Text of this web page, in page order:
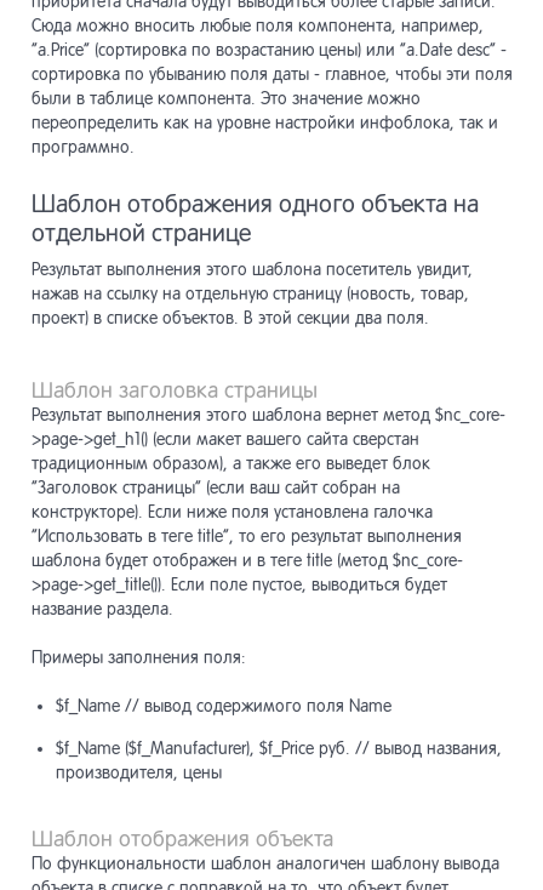
Сюда можно вносить любые поля компонента, например,
“a.Price” (сортировка по возрастанию цены) или “a.Date desc” -
сортировка по убыванию поля даты - главное, чтобы эти поля
были в таблице компонента. Это значение можно
переопределить как на уровне настройки инфоблока, так и
программно.
Шаблон отображения одного объекта на
отдельной странице
Результат выполнения этого шаблона посетитель увидит,
нажав на ссылку на отдельную страницу (новость, товар,
проект) в списке объектов. В этой секции два поля.
Шаблон заголовка страницы
Результат выполнения этого шаблона вернет метод $nc_core-
>page->get_h1() (если макет вашего сайта сверстан
традиционным образом), а также его выведет блок
“Заголовок страницы” (если ваш сайт собран на
конструкторе). Если ниже поля установлена галочка
“Использовать в теге title”, то его результат выполнения
шаблона будет отображен и в теге title (метод $nc_core-
>page->get_title()). Если поле пустое, выводиться будет
название раздела.
Примеры заполнения поля:
$f_Name // вывод содержимого поля Name
$f_Name ($f_Manufacturer), $f_Price руб. // вывод названия,
производителя, цены
Шаблон отображения объекта
По функциональности шаблон аналогичен шаблону вывода